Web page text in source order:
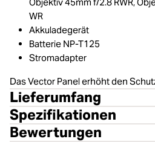
WR
Akkuladegerät
Batterie NP-T125
Stromadapter
Das Vector Panel erhöht den
Lieferumfang
Spezifikationen
Bewertungen